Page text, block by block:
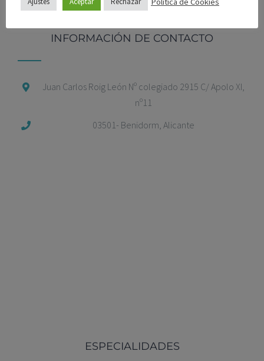
INFORMACIÓN DE CONTACTO
Juan Carlos Roig León Nº colegiado 2915 C/ Apolo XI,
nº11
03501- Benidorm, Alicante
ESPECIALIDADES